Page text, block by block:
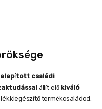
alapított családi
állít elő kiváló
termékcsaládod.